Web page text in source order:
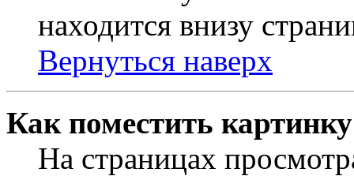
находится внизу
Вернуться наверх
Как поместить
На страницах